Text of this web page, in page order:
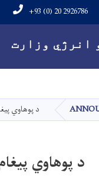
انرژي وزارت
+93 (0) 20 2926786
د پوهاوي
د پوهاوي